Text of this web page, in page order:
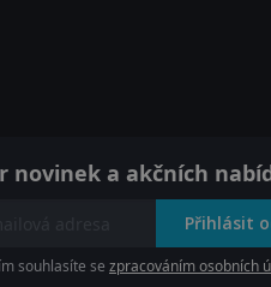
novinek a akčních
Přihlásit
souhlasíte se zpracováním osobních